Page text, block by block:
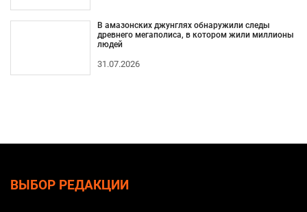
В амазонских джунглях обнаружили следы
древнего мегаполиса, в котором жили миллионы
людей
31.07.2026
ВЫБОР РЕДАКЦИИ